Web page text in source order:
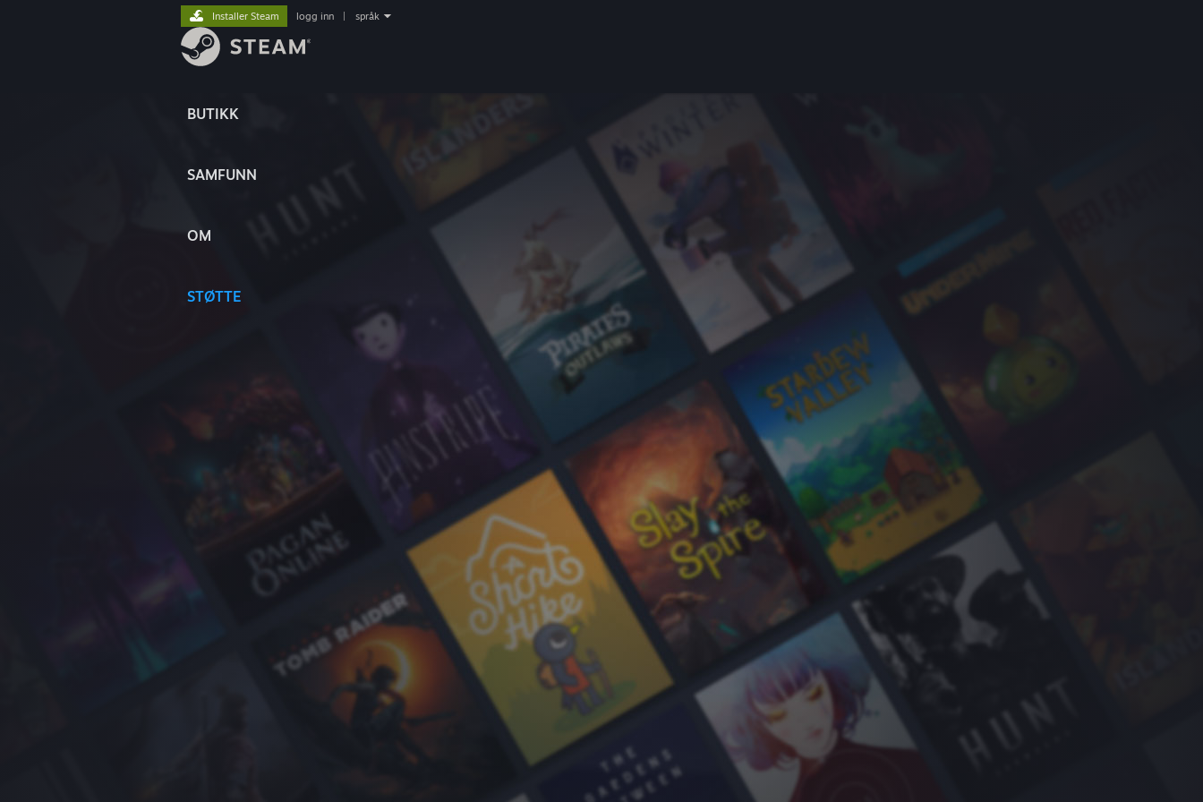
BUTIKK
SAMFUNN
OM
STØTTE
Installer Steam logg inn språk